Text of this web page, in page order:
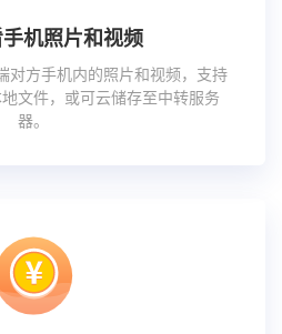
机照片和视频
对方手机内的照片和视频，支持
文件，或可云储存至中转服务
器。